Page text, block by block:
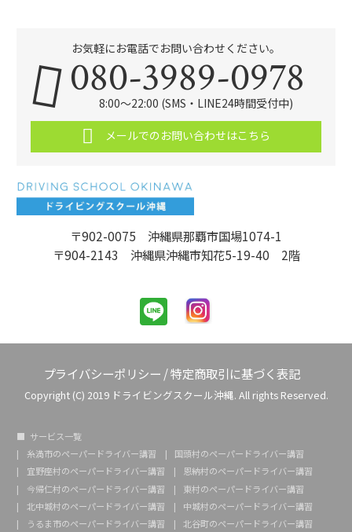
〒902-0075 沖縄県那覇市国場1074-1
〒904-2143 沖縄県沖縄市知花5-19-40 2階
お気軽にお電話でお問い合わせください。
080-3989-0978
8:00～22:00 (SMS・LINE24時間受付中)
メールでのお問い合わせはこちら
プライバシーポリシー /特定商取引に基づく表記
Copyright (C) 2019 ドライビングスクール沖縄. All rights Reserved.
サービス一覧
糸満市のペーパードライバー講習
国頭村のペーパードライバー講習
宜野座村のペーパードライバー講習
恩納村のペーパードライバー講習
今帰仁村のペーパードライバー講習
東村のペーパードライバー講習
北中城村のペーパードライバー講習
中城村のペーパードライバー講習
うるま市のペーパードライバー講習
北谷町のペーパードライバー講習